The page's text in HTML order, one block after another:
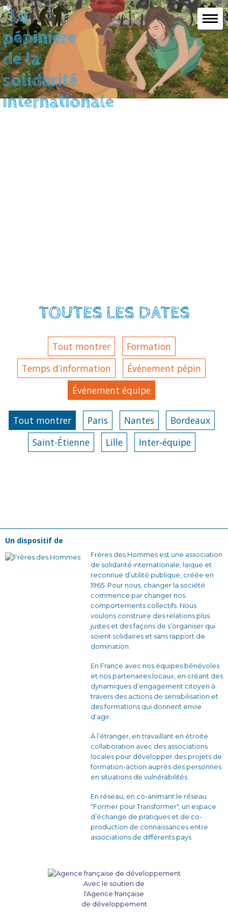
TOUTES LES DATES
Tout montrer
Formation
Temps d’information
Événement pépin
Événement équipe
Tout montrer Paris Nantes
Bordeaux
Saint-Étienne
Lille Inter-équipe
Un dispositif de
Frères des Hommes est une association
de solidarité internationale, laïque et
reconnue d’utilité publique, créée en
1965. Pour nous, changer la société
commence par changer nos
comportements collectifs. Nous
voulons construire des relations plus
justes et des façons de s’organiser qui
soient solidaires et sans rapport de
domination.
En France avec nos équipes bénévoles
et nos partenaires locaux, en créant des
dynamiques d’engagement citoyen à
travers des actions de sensibilisation et
des formations qui donnent envie
d’agir.
À l’étranger, en travaillant en étroite
collaboration avec des associations
locales pour développer des projets de
formation-action auprès des personnes
en situations de vulnérabilités.
En réseau, en co-animant le réseau
"Former pour Transformer", un espace
d’échange de pratiques et de co-
production de connaissances entre
associations de différents pays.
Avec le soutien de
l'Agence française
de développement